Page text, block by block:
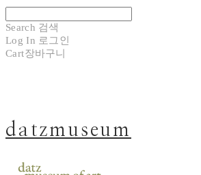
Search 검색
Log In 로그인
Cart장바구니
datzmuseum